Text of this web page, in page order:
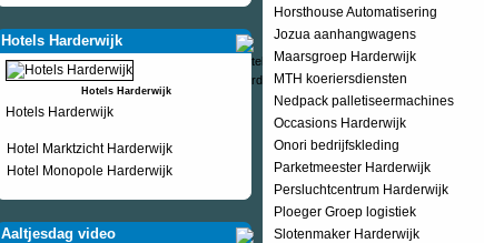
Hotels Harderwijk
Hotels Harderwijk
Hotels Harderwijk
Hotel Marktzicht Harderwijk
Hotel Monopole Harderwijk
Aaltjesdag video
Horsthouse Automatisering
Jozua aanhangwagens
Maarsgroep Harderwijk
MTH koeriersdiensten
Nedpack palletiseermachines
Occasions Harderwijk
Onori bedrijfskleding
Parketmeester Harderwijk
Persluchtcentrum Harderwijk
Ploeger Groep logistiek
Slotenmaker Harderwijk